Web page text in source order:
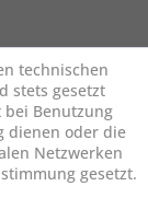
technischen
stets gesetzt
bei Benutzung
dienen oder die
Netzwerken
gesetzt.